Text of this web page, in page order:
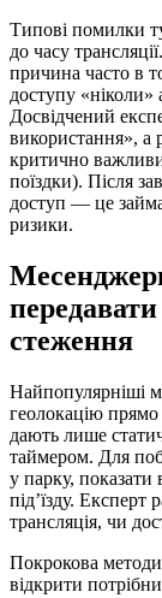
Типові помилки
до часу
причина часто в
доступу «ніколи»
Досвідчений
використання»,
критично
поїздки). Після
доступ — це
ризики.
стеження
Найпопулярніші
геолокацію прямо
дають лише
таймером. Для
у парку, показати
під’їзду.
трансляція, чи
Покрокова
відкрити